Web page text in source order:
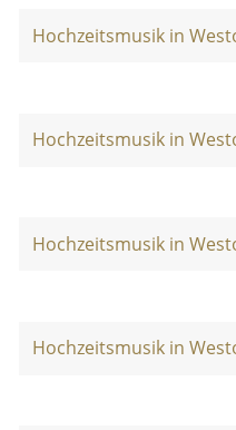
Hochzeitsmusik in
Hochzeitsmusik in
Hochzeitsmusik in
Hochzeitsmusik in